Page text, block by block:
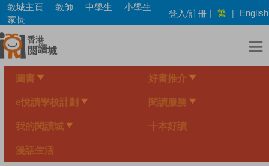
Skip
main
content
教城主頁 教師 中學生
小學生
家長
登入/註冊 | 繁 | English
圖書 好書推介
e悅讀學校計劃 閱讀服務
我的閱讀城 十本好讀
漫話生活